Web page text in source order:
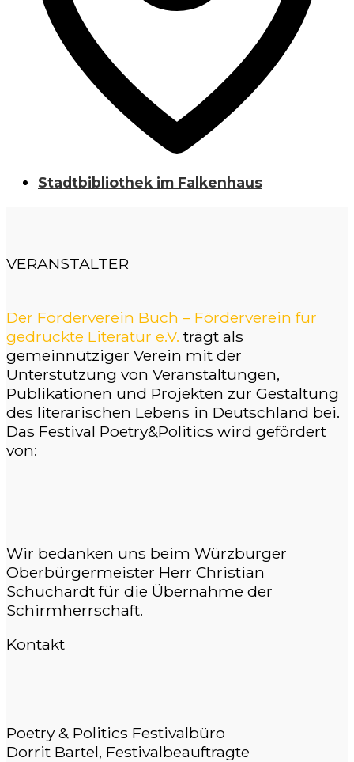
Stadtbibliothek im Falkenhaus
VERANSTALTER
Der Förderverein Buch – Förderverein für
gedruckte Literatur e.V. trägt als
gemeinnütziger Verein mit der
Unterstützung von Veranstaltungen,
Publikationen und Projekten zur Gestaltung
des literarischen Lebens in Deutschland bei.
Das Festival Poetry&Politics wird gefördert
von:
Wir bedanken uns beim Würzburger
Oberbürgermeister Herr Christian
Schuchardt für die Übernahme der
Schirmherrschaft.
Kontakt
Poetry & Politics Festivalbüro
Dorrit Bartel, Festivalbeauftragte